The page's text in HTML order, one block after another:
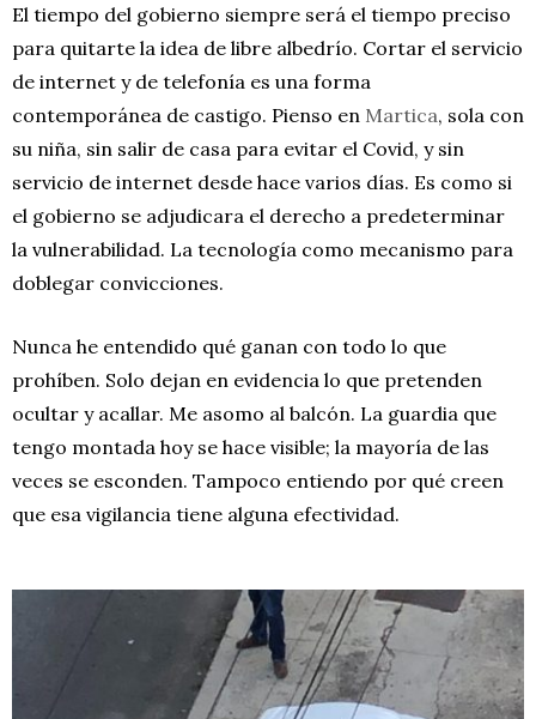
El tiempo del gobierno siempre será el tiempo preciso
para quitarte la idea de libre albedrío. Cortar el servicio
de internet y de telefonía es una forma
contemporánea de castigo. Pienso en Martica, sola con
su niña, sin salir de casa para evitar el Covid, y sin
servicio de internet desde hace varios días. Es como si
el gobierno se adjudicara el derecho a predeterminar
la vulnerabilidad. La tecnología como mecanismo para
doblegar convicciones.
Nunca he entendido qué ganan con todo lo que
prohíben. Solo dejan en evidencia lo que pretenden
ocultar y acallar. Me asomo al balcón. La guardia que
tengo montada hoy se hace visible; la mayoría de las
veces se esconden. Tampoco entiendo por qué creen
que esa vigilancia tiene alguna efectividad.